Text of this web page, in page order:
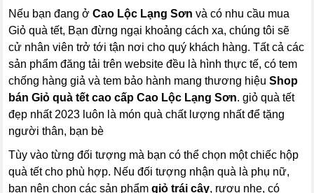
Nếu bạn đang ởCao Lộc Lạng Sơn và có nhu cầu mua
Giỏ quà tết, Bạn đừng ngại khoảng cách xa, chúng tôi sẽ
cử nhân viên trở tới tận nơi cho quý khách hàng. Tất cả các
sản phẩm đăng tải trên website đều là hình thực tế, có tem
chống hàng giả và tem bảo hành mang thương hiệuShop
bán Giỏ quà tết cao cấp Cao Lộc Lạng Sơn. giỏ quà tết
đẹp nhất 2023 luôn là món quà chất lượng nhất để tặng
người thân, bạn bè
Tùy vào từng đối tượng mà bạn có thể chọn một chiếc hộp
quà tết cho phù hợp. Nếu đối tượng nhận quà là phụ nữ,
bạn nên chọn các sản phẩmgiỏ trái cây, rượu nhẹ, có